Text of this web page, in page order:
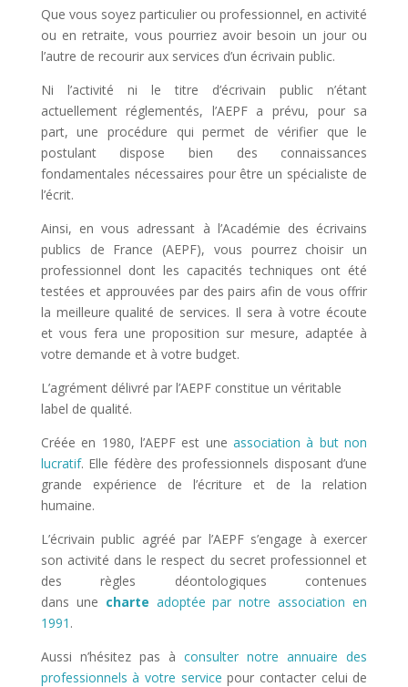
Que vous soyez particulier ou professionnel, en activité
ou en retraite, vous pourriez avoir besoin un jour ou
l’autre de recourir aux services d’un écrivain public.
Ni l’activité ni le titre d’écrivain public n’étant
actuellement réglementés, l’AEPF a prévu, pour sa
part, une procédure qui permet de vérifier que le
postulant dispose bien des connaissances
fondamentales nécessaires pour être un spécialiste de
l’écrit.
Ainsi, en vous adressant à l’Académie des écrivains
publics de France (AEPF), vous pourrez choisir un
professionnel dont les capacités techniques ont été
testées et approuvées par des pairs afin de vous offrir
la meilleure qualité de services. Il sera à votre écoute
et vous fera une proposition sur mesure, adaptée à
votre demande et à votre budget.
L’agrément délivré par l’AEPF constitue un véritable
label de qualité.
Créée en 1980, l’AEPF est uneassociation à but non
lucratif. Elle fédère des professionnels disposant d’une
grande expérience de l’écriture et de la relation
humaine.
L’écrivain public agréé par l’AEPF s’engage à exercer
son activité dans le respect du secret professionnel et
des règles déontologiques contenues
dans une charte adoptée par notre association en
1991 .
Aussi n’hésitez pas àconsulter notre annuaire des
professionnels à votre service pour contacter celui de